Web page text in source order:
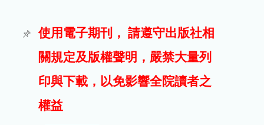
電子期刊
試用
使用電子期刊， 請遵守出版社相
關規定及版權聲明，嚴禁大量列
印與下載，以免影響全院讀者之
權益